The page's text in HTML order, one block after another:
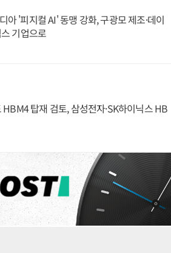
아 '피지컬 AI' 동맹 강화, 구광모 제조·데이
기업으로
탑재 검토, 삼성전자·SK하이닉스 HB